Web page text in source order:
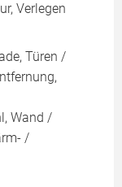
Verlegen
Türen /
Wand /
/